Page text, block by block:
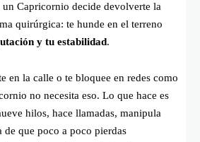
Capricornio decide devolverte la
quirúrgica: te hunde en el terreno
y tu estabilidad.
en la calle o te bloquee en redes como
no necesita eso. Lo que hace es
hilos, hace llamadas, manipula
de que poco a poco pierdas